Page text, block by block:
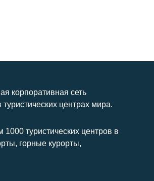
корпоративная сеть
центрах мира.
туристических центров в
горные курорты,